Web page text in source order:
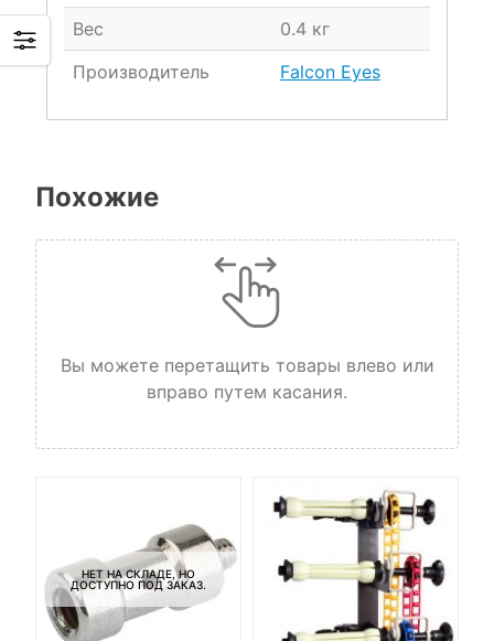
Вес
0.4 кг
Производитель
Falcon Eyes
Похожие
Вы можете перетащить товары влево или
вправо путем касания.
НЕТ НА СКЛАДЕ, НО
ДОСТУПНО ПОД ЗАКАЗ.